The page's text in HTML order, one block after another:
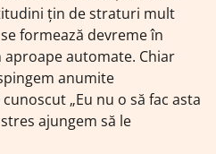
țin de straturi mult
formează devreme în
automate. Chiar
anumite
„Eu nu o să fac asta
ajungem să le